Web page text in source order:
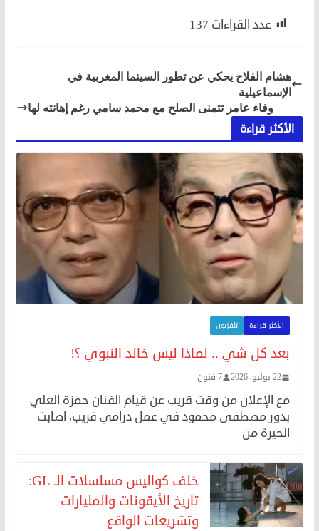
عدد القراءات 137
هشام الفلاح يحكي عن تطور السينما المغربية في
الإسماعيلية
وفاء عامر تتمنى الصلح مع محمد سامي رغم إهانته لها
الأكثر قراءة
الأكثر قراءة تلفزيون
بعد كل شي .. لماذا ليس خالد النبوي ؟!
22 يوليو، 2026 7 فنون
مع الإعلان من وقت قريب عن قيام الفنان حمزة العلي
بدور مصطفى محمود في عمل درامي قريب، اصابت
الحيرة من
خلف كواليس مسلسلات الـ GL:
تاريخ الأيقونات والمليارات
وتشريعات الواقع